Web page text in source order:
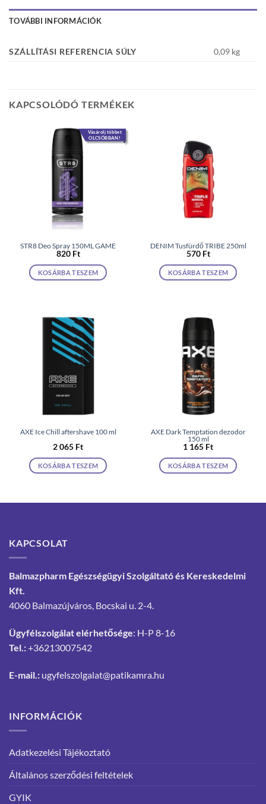
TOVÁBBI INFORMÁCIÓK
SZÁLLÍTÁSI REFERENCIA SÚLY 0,09 kg
KAPCSOLÓDÓ TERMÉKEK
Vásárolj többet
OLCSÓBBAN!
STR8 Deo Spray 150ML GAME
820 Ft
KOSÁRBA TESZEM
DENIM Tusfürdő TRIBE 250ml
570 Ft
KOSÁRBA TESZEM
AXE Ice Chill aftershave 100 ml
2 065 Ft
KOSÁRBA TESZEM
AXE Dark Temptation dezodor
150 ml
1 165 Ft
KOSÁRBA TESZEM
KAPCSOLAT
Balmazpharm Egészségügyi Szolgáltató és Kereskedelmi
Kft.
4060 Balmazújváros, Bocskai u. 2-4.
Ügyfélszolgálat elérhetősége: H-P 8-16
Tel.:+36213007542
E-mail.: ugyfelszolgalat@patikamra.hu
INFORMÁCIÓK
Adatkezelési Tájékoztató
Általános szerződési feltételek
GYIK